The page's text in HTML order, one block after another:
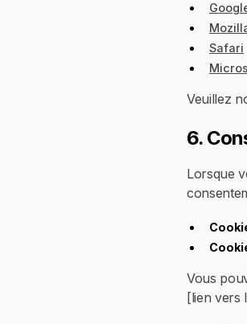
Safari
Veuillez
6.
Lorsque
Vous
[lien vers